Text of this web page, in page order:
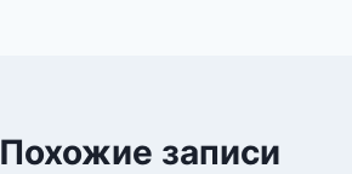
Похожие записи